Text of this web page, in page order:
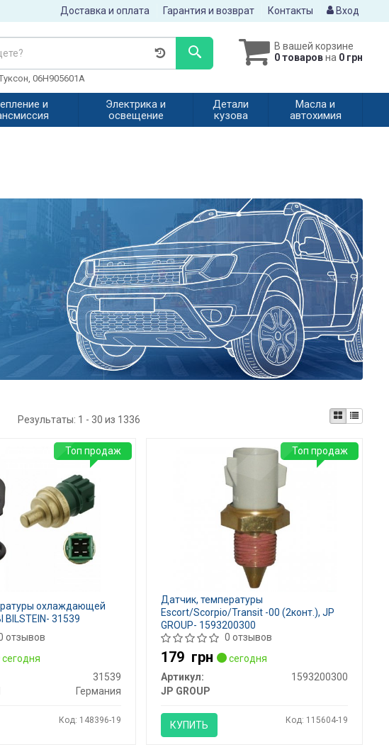
Доставка и оплата Гарантия и возврат Контакты Вход
В вашей корзине
0 товаровна 0 грн
06H905601A
и
Электрика и
освещение
Детали
кузова
Масла и
автохимия
Результаты: 1 - 30 из 1336
охлаждающей
BILSTEIN- 31539
отзывов
сегодня
31539
Германия
Код: 148396-19
Топ продаж
Датчик, температуры
Escort/Scorpio/Transit -00 (2конт.), JP
GROUP- 1593200300
0 отзывов
179 грн
сегодня
Артикул:
1593200300
JP GROUP
КУПИТЬ Код: 115604-19
Топ продаж